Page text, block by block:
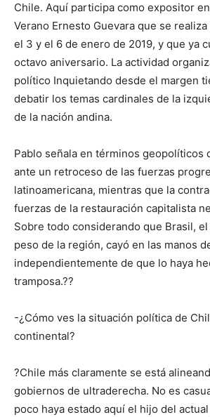
Chile. Aquí participa como expositor
Verano Ernesto Guevara que se
el 3 y el 6 de enero de 2019, y que ya
octavo aniversario. La actividad
político Inquietando desde el margen
debatir los temas cardinales de la
de la nación andina.
Pablo señala en términos geopolíticos
ante un retroceso de las fuerzas
latinoamericana, mientras que la
fuerzas de la restauración capitalista
Sobre todo considerando que Brasil,
peso de la región, cayó en las manos
independientemente de que lo haya
tramposa.??
-¿Cómo ves la situación política de
continental?
?Chile más claramente se está
gobiernos de ultraderecha. No es
poco haya estado aquí el hijo del